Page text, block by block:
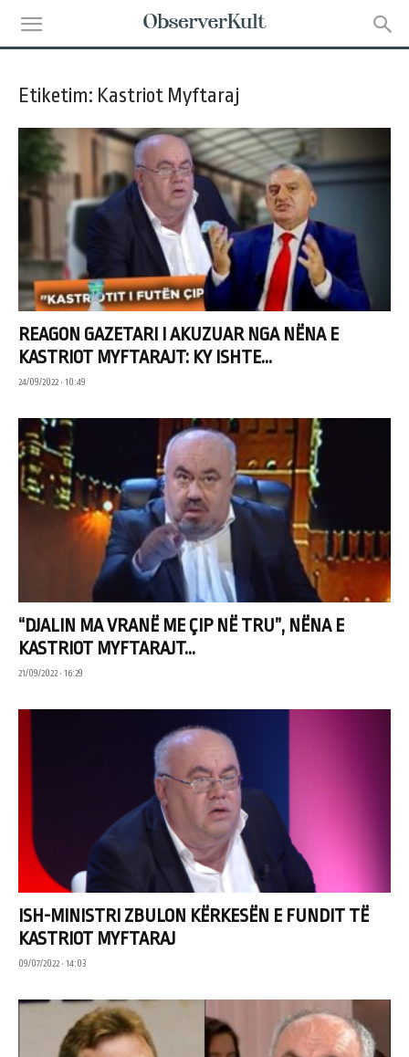
Etiketim: Kastriot Myftaraj
REAGON GAZETARI I AKUZUAR NGA NËNA E
KASTRIOT MYFTARAJT: KY ISHTE...
24/09/2022 • 10:49
“DJALIN MA VRANË ME ÇIP NË TRU”, NËNA E
KASTRIOT MYFTARAJT...
21/09/2022 • 16:29
ISH-MINISTRI ZBULON KËRKESËN E FUNDIT TË
KASTRIOT MYFTARAJ
09/07/2022 • 14:03